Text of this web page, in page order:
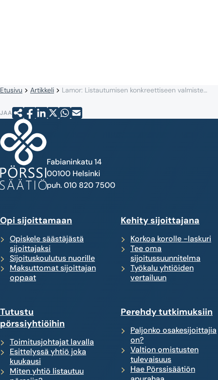
Etusivu Artikkeli Lamor: Listautumisen konkreettiseen valmisteluun menee yli vuosi
JAA
Fabianinkatu 14
00100 Helsinki
puh. 010 820 7500
Opi sijoittamaan
Opiskele säästäjästä
sijoittajaksi
Sijoituskoulutus nuorille
Maksuttomat sijoittajan
oppaat
Kehity sijoittajana
Korkoa korolle -laskuri
Tee oma
sijoitussuunnitelma
Työkalu yhtiöiden
vertailuun
Tutustu
pörssiyhtiöihin
Toimitusjohtajat lavalla
Esittelyssä yhtiö joka
kuukausi
Miten yhtiö listautuu
Perehdy tutkimuksiin
Paljonko osakesijoittajia
on?
Valtion omistusten
tulevaisuus
Hae Pörssisäätiön